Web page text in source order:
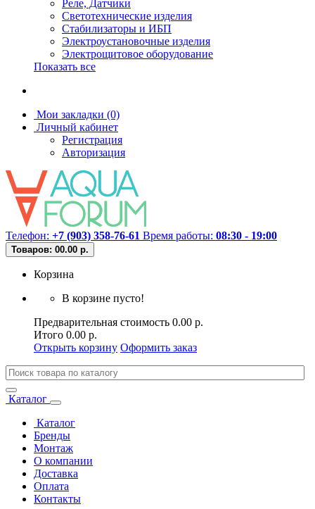
Реле, Датчики
Светотехнические изделия
Стабилизаторы и ИБП
Электроустановочные изделия
Электрощитовое оборудование
Показать все
Мои закладки (0)
Личный кабинет
Регистрация
Авторизация
Телефон: +7 (903) 358-76-61 Время работы: 08:30 - 19:00
Товаров: 00.00 р.
Корзина
В корзине пусто!
Предварительная стоимость 0.00 р.
Итого 0.00 р.
Открыть корзину Оформить заказ
Каталог
Каталог
Бренды
Монтаж
О компании
Доставка
Оплата
Контакты